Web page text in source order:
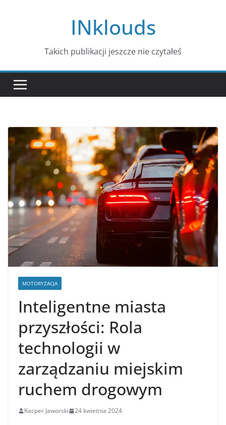
INklouds
Takich publikacji jeszcze nie czytałeś
MOTORYZACJA
Inteligentne miasta
przyszłości: Rola
technologii w
zarządzaniu miejskim
ruchem drogowym
Kacper Jaworski 24 kwietnia 2024